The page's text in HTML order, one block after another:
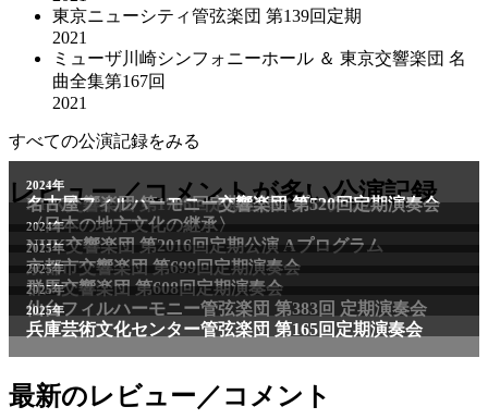
東京ニューシティ管弦楽団 第139回定期
2021
ミューザ川崎シンフォニーホール ＆ 東京交響楽団 名
曲全集第167回
2021
すべての公演記録をみる
レビュー／コメントが多い公演記録
2011年
NHK交響楽団 第1706回定期公演Aプログラム
2024年
名古屋フィルハーモニー交響楽団 第520回定期演奏会
〈日本の地方文化の継承〉
2024年
NHK交響楽団 第2016回定期公演 Aプログラム
2025年
京都市交響楽団 第699回定期演奏会
2025年
群馬交響楽団 第608回定期演奏会
2025年
仙台フィルハーモニー管弦楽団 第383回 定期演奏会
2025年
兵庫芸術文化センター管弦楽団 第165回定期演奏会
最新のレビュー／コメント